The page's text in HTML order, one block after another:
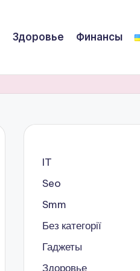
Здоровье Финансы
IT
Seo
Smm
Без категорії
Гаджеты
Здоровье